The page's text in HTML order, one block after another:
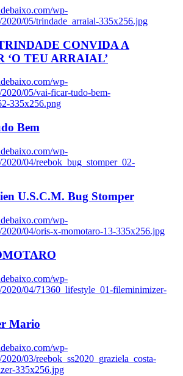
wp-
05/trindade_arraial-335x256.jpg
CONVIDA A
‘O TEU ARRAIAL’
wp-
2020/05/vai-ficar-tudo-bem-
335x256.png
Bem
wp-
04/reebok_bug_stomper_02-
U.S.C.M. Bug Stomper
wp-
2020/04/oris-x-momotaro-13-335x256.jpg
wp-
2020/04/71360_lifestyle_01-fileminimizer-
Mario
wp-
03/reebok_ss2020_graziela_costa-
335x256.jpg